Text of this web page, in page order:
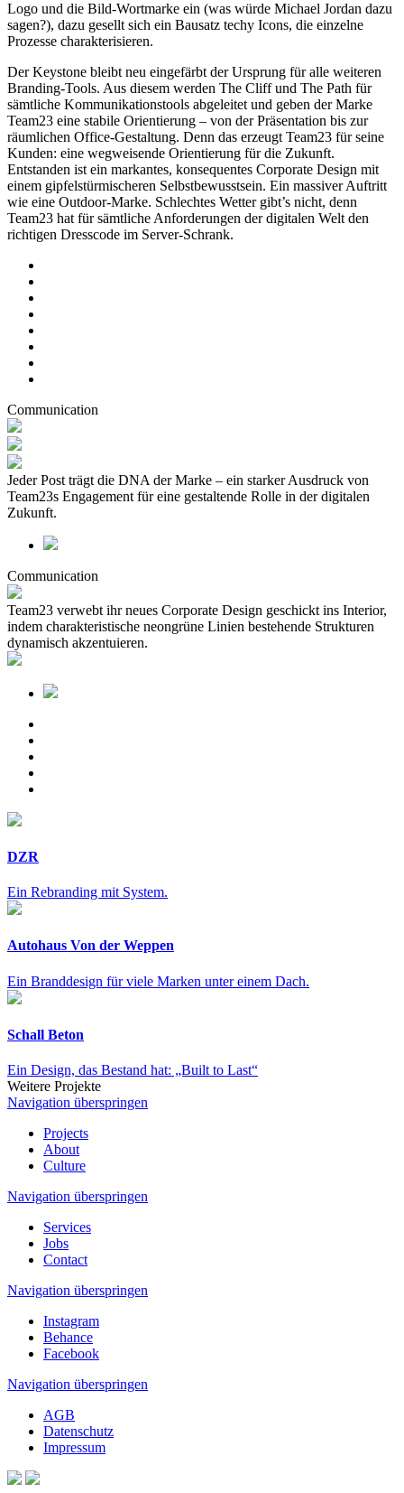
Logo und die Bild-Wortmarke ein (was würde Michael Jordan dazu
sagen?), dazu gesellt sich ein Bausatz techy Icons, die einzelne
Prozesse charakterisieren.
Der Keystone bleibt neu eingefärbt der Ursprung für alle weiteren
Branding-Tools. Aus diesem werden The Cliff und The Path für
sämtliche Kommunikationstools abgeleitet und geben der Marke
Team23 eine stabile Orientierung – von der Präsentation bis zur
räumlichen Office-Gestaltung. Denn das erzeugt Team23 für seine
Kunden: eine wegweisende Orientierung für die Zukunft.
Entstanden ist ein markantes, konsequentes Corporate Design mit
einem gipfelstürmischeren Selbstbewusstsein. Ein massiver Auftritt
wie eine Outdoor-Marke. Schlechtes Wetter gibt’s nicht, denn
Team23 hat für sämtliche Anforderungen der digitalen Welt den
richtigen Dresscode im Server-Schrank.
Communication
Jeder Post trägt die DNA der Marke – ein starker Ausdruck von
Team23s Engagement für eine gestaltende Rolle in der digitalen
Zukunft.
Communication
Team23 verwebt ihr neues Corporate Design geschickt ins Interior,
indem charakteristische neongrüne Linien bestehende Strukturen
dynamisch akzentuieren.
DZR
Ein Rebranding mit System.
Autohaus Von der Weppen
Ein Branddesign für viele Marken unter einem Dach.
Schall Beton
Ein Design, das Bestand hat: „Built to Last“
Weitere Projekte
Navigation überspringen
Projects
About
Culture
Navigation überspringen
Services
Jobs
Contact
Navigation überspringen
Instagram
Behance
Facebook
Navigation überspringen
AGB
Datenschutz
Impressum